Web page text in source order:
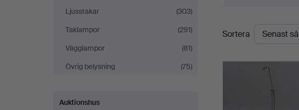
Ljusstakar
(303)
Taklampor
(291)
Vägglampor
(81)
Övrig belysning
(75)
Auktionshus
Slutpriser
Sortera